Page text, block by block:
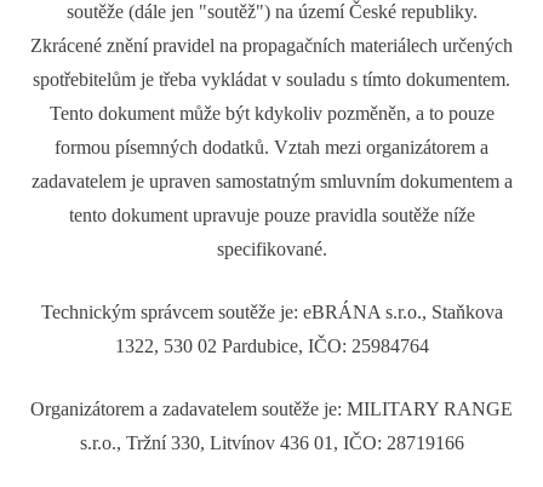
soutěže (dále jen "soutěž") na území České republiky.
Zkrácené znění pravidel na propagačních materiálech určených
spotřebitelům je třeba vykládat v souladu s tímto dokumentem.
Tento dokument může být kdykoliv pozměněn, a to pouze
formou písemných dodatků. Vztah mezi organizátorem a
zadavatelem je upraven samostatným smluvním dokumentem a
tento dokument upravuje pouze pravidla soutěže níže
specifikované.
Technickým správcem soutěže je: eBRÁNA s.r.o., Staňkova
1322, 530 02 Pardubice, IČO: 25984764
Organizátorem a zadavatelem soutěže je: MILITARY RANGE
s.r.o., Tržní 330, Litvínov 436 01, IČO: 28719166